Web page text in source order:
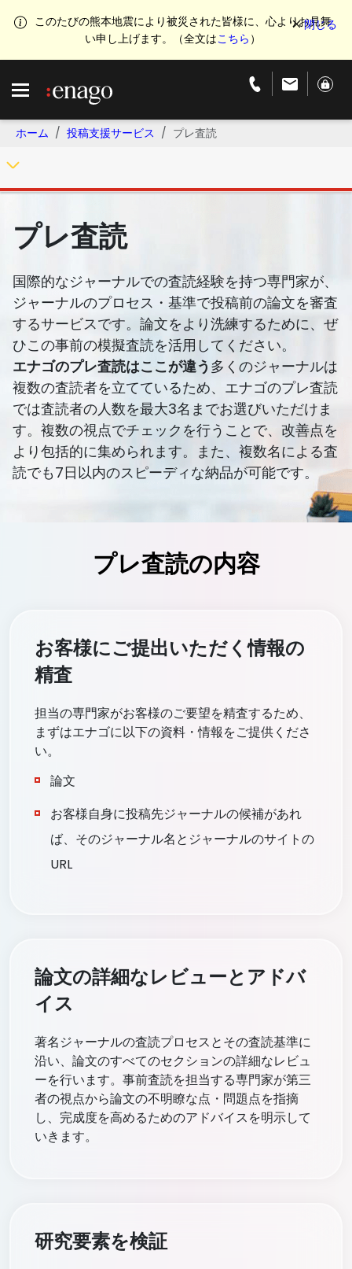
このたびの熊本地震により被災された皆様に、心よりお見舞
い申し上げます。（全文はこちら ）
ホーム 投稿支援サービス プレ査読
プレ査読
国際的なジャーナルでの査読経験を持つ専門家が、
ジャーナルのプロセス・基準で投稿前の論文を審査
するサービスです。論文をより洗練するために、ぜ
ひこの事前の模擬査読を活用してください。
エナゴのプレ査読はここが違う 多くのジャーナルは
複数の査読者を立てているため、エナゴのプレ査読
では査読者の人数を最大3名までお選びいただけま
す。複数の視点でチェックを行うことで、改善点を
より包括的に集められます。また、複数名による査
読でも7日以内のスピーディな納品が可能です。
プレ査読の内容
お客様にご提出いただく情報の
精査
担当の専門家がお客様のご要望を精査するため、
まずはエナゴに以下の資料・情報をご提供くださ
い。
論文
お客様自身に投稿先ジャーナルの候補があれ
ば、そのジャーナル名とジャーナルのサイトの
URL
論文の詳細なレビューとアドバ
イス
著名ジャーナルの査読プロセスとその査読基準に
沿い、論文のすべてのセクションの詳細なレビュ
ーを行います。事前査読を担当する専門家が第三
者の視点から論文の不明瞭な点・問題点を指摘
し、完成度を高めるためのアドバイスを明示して
いきます。
研究要素を検証